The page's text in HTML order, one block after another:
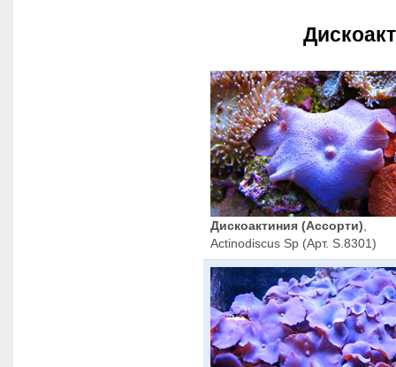
Дискоактиния (Ассорти)
Actinodiscus Sp (Арт. S.8301)